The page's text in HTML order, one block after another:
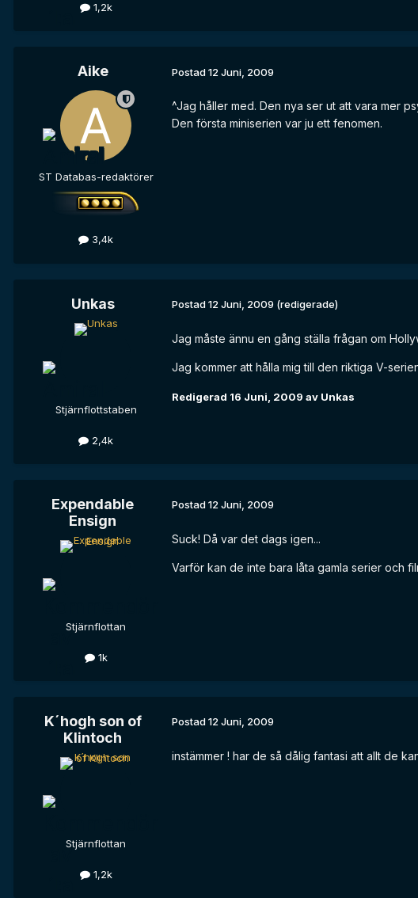
1,2k
Aike
ST Databas-redaktörer
3,4k
Postad12 Juni, 2009
^Jag håller med. Den nya ser ut att vara mer
Den första miniserien var ju ett fenomen.
Unkas
Stjärnflottstaben
2,4k
Postad12 Juni, 2009 (redigerade)
Jag måste ännu en gång ställa frågan om
Jag kommer att hålla mig till den riktiga V-
Redigerad 16 Juni, 2009 av Unkas
Expendable
Ensign
Stjärnflottan
1k
Postad12 Juni, 2009
Suck! Då var det dags igen...
Varför kan de inte bara låta gamla serier och
K´hogh son of
Klintoch
Stjärnflottan
1,2k
Postad12 Juni, 2009
instämmer ! har de så dålig fantasi att allt de